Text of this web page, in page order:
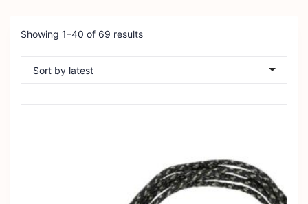
Showing 1–40 of 69 results